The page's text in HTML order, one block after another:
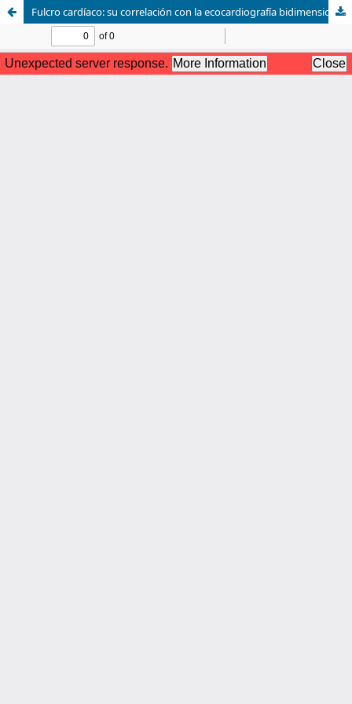
Fulcro cardíaco: su correlación con la ecocardiografía bidimensional